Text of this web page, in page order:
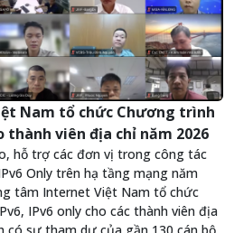
Nam tổ chức Chương trình
thành viên địa chỉ năm 2026
hỗ trợ các đơn vị trong công tác
Only trên hạ tầng mạng năm
tâm Internet Việt Nam tổ chức
IPv6 only cho các thành viên địa